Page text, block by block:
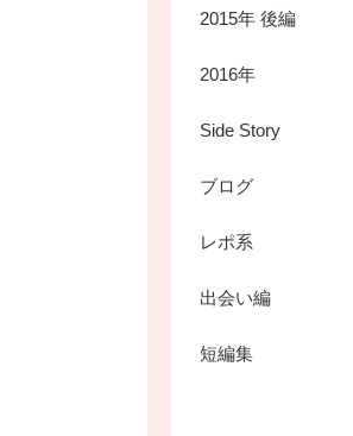
2015年 後編
2016年
Side Story
ブログ
レポ系
出会い編
短編集